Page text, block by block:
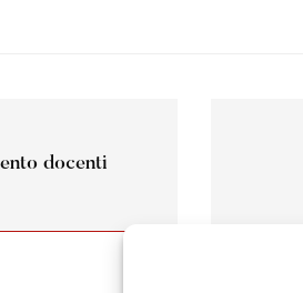
docenti